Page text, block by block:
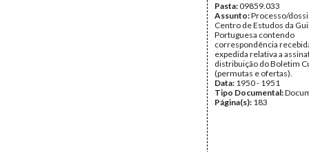
Pasta:09859.033
Assunto:Processo/
Centro de Estudos da
Portuguesa contendo
correspondência
expedida relativa a
distribuição do Boletim
(permutas e ofertas).
Data: 1950 - 1951
Tipo Documental:
Página(s): 183